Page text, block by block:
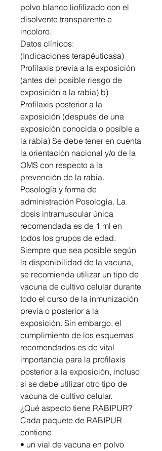
polvo blanco liofilizado con el
disolvente transparente e
incoloro.
Datos clínicos:
(Indicaciones terapéuticasa)
Profilaxis previa a la exposición
(antes del posible riesgo de
exposición a la rabia) b)
Profilaxis posterior a la
exposición (después de una
exposición conocida o posible a
la rabia) Se debe tener en cuenta
la orientación nacional y/o de la
OMS con respecto a la
prevención de la rabia.
Posología y forma de
administración Posología. La
dosis intramuscular única
recomendada es de 1 ml en
todos los grupos de edad.
Siempre que sea posible según
la disponibilidad de la vacuna,
se recomienda utilizar un tipo de
vacuna de cultivo celular durante
todo el curso de la inmunización
previa o posterior a la
exposición. Sin embargo, el
cumplimiento de los esquemas
recomendados es de vital
importancia para la profilaxis
posterior a la exposición, incluso
si se debe utilizar otro tipo de
vacuna de cultivo celular.
¿Qué aspecto tiene RABIPUR?
Cada paquete de RABIPUR
contiene
• un vial de vacuna en polvo